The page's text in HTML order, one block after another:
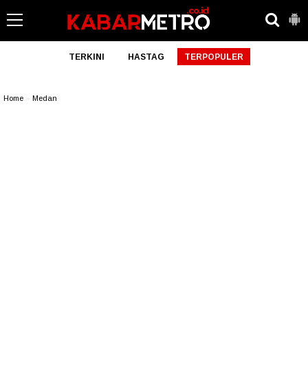
TERKINI HASTAG TERPOPULER
Home Medan